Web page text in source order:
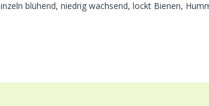
blühend, niedrig wachsend, lockt Bienen,